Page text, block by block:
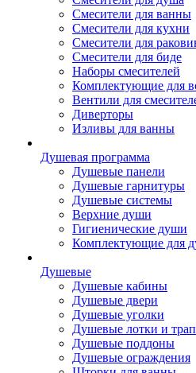
Смесители для ванны
Смесители для кухни
Смесители для
Смесители для биде
Наборы смесителей
Комплектующие для
Вентили для
Диверторы
Изливы для ванны
Душевая программа
Душевые панели
Душевые гарнитуры
Душевые системы
Верхние души
Гигиенические души
Комплектующие для
Душевые
Душевые кабины
Душевые двери
Душевые уголки
Душевые лотки и
Душевые поддоны
Душевые ограждения